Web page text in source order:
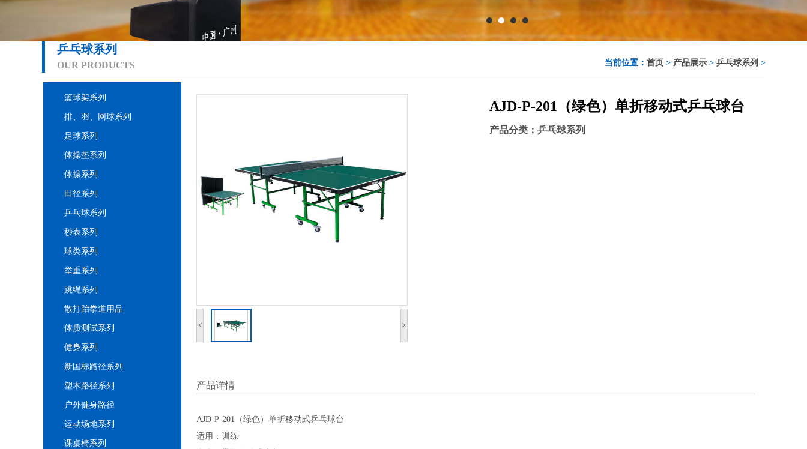
乒乓球系列
OUR PRODUCTS 当前位置： 首页> 产品展示> 乒乓球系列 >
篮球架系列
排、羽、网球系列
足球系列
体操垫系列
体操系列
田径系列
乒乓球系列
秒表系列
球类系列
举重系列
跳绳系列
散打跆拳道用品
体质测试系列
健身系列
新国标路径系列
塑木路径系列
户外健身路径
运动场地系列
课桌椅系列
< >
AJD-P-201（绿色）单折移动式乒乓球台
产品分类：乒乓球系列
产品详情
AJD-P-201（绿色）单折移动式乒乓球台
适用：训练